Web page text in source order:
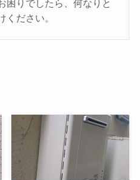
困りでしたら、何なりと
ください。